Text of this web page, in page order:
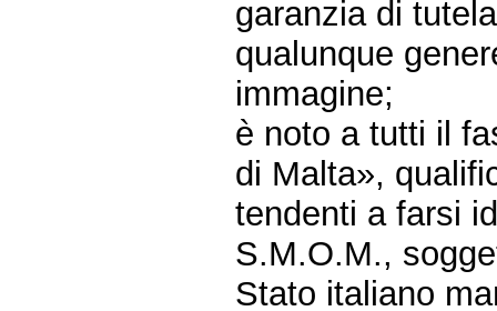
garanzia di
qualunque
immagine;
è noto a tutti il
di Malta»,
tendenti a farsi
S.M.O.M.,
Stato italiano